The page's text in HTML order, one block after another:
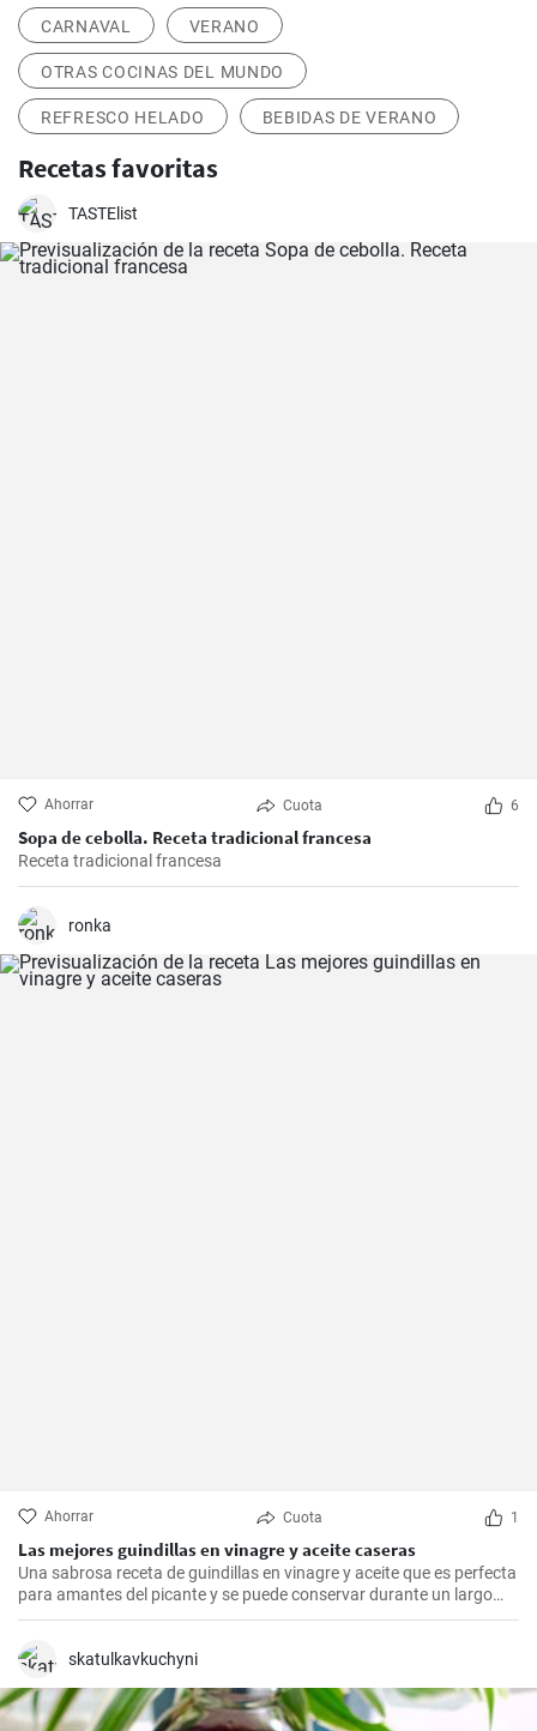
CARNAVAL VERANO
OTRAS COCINAS DEL MUNDO
REFRESCO HELADO BEBIDAS DE VERANO
Recetas favoritas
TASTElist
Ahorrar Cuota 6
Sopa de cebolla. Receta tradicional francesa
Receta tradicional francesa
ronka
Ahorrar Cuota 1
Las mejores guindillas en vinagre y aceite caseras
Una sabrosa receta de guindillas en vinagre y aceite que es perfecta
para amantes del picante y se puede conservar durante un largo
periodo de tiempo.
skatulkavkuchyni